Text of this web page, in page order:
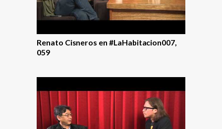
Renato Cisneros en #LaHabitacion007,
059